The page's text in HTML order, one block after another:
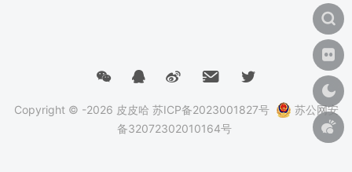
Copyright © -2026 皮皮哈 苏ICP备2023001827号
苏公网安
备32072302010164号